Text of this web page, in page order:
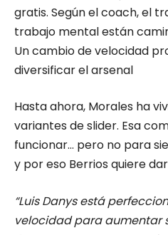
gratis. Según el coach, el
trabajo mental están
Un cambio de velocidad
diversificar el arsenal
Hasta ahora, Morales ha
variantes de slider. Esa
funcionar… pero no para
y por eso Berrios quiere
“Luis Danys está
velocidad para aumentar